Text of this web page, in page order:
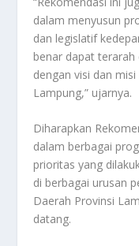
dalam menyusun
dan legislatif
benar dapat
dengan visi dan
Lampung,” ujarnya.
Diharapkan
dalam berbagai
prioritas yang
di berbagai urusan
Daerah Provinsi
datang.